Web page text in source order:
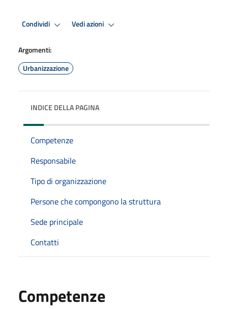
Condividi Vedi azioni
Argomenti:
Urbanizzazione
INDICE DELLA PAGINA
Competenze
Responsabile
Tipo di organizzazione
Persone che compongono la struttura
Sede principale
Contatti
Competenze